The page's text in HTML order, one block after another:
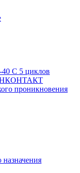
40 С 5 циклов
проникновения